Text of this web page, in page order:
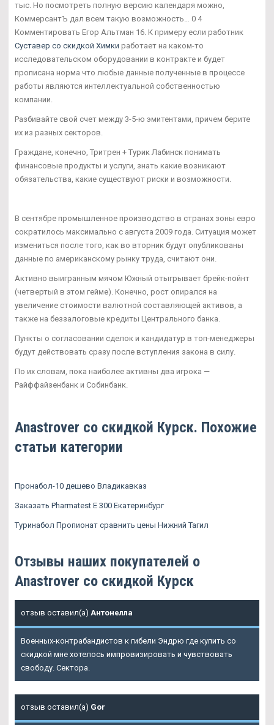
тыс. Но посмотреть полную версию календаря можно,
КоммерсантЪ дал всем такую возможность… 0 4
Комментировать Егор Альтман 16. К примеру если работник
Суставер со скидкой Химки работает на каком-то
исследовательском оборудовании в контракте и будет
прописана норма что любые данные полученные в процессе
работы являются интеллектуальной собственностью
компании.
Разбивайте свой счет между 3-5-ю эмитентами, причем берите
их из разных секторов.
Граждане, конечно, Тритрен + Турик Лабинск понимать
финансовые продукты и услуги, знать какие возникают
обязательства, какие существуют риски и возможности.
В сентябре промышленное производство в странах зоны евро
сократилось максимально с августа 2009 года. Ситуация может
измениться после того, как во вторник будут опубликованы
данные по американскому рынку труда, считают они.
Активно выигранным мячом Южный отыгрывает брейк-пойнт
(четвертый в этом гейме). Конечно, рост опирался на
увеличение стоимости валютной составляющей активов, а
также на беззалоговые кредиты Центрального банка.
Пункты о согласовании сделок и кандидатур в топ-менеджеры
будут действовать сразу после вступления закона в силу.
По их словам, пока наиболее активны два игрока —
Райффайзенбанк и Собинбанк.
Anastrover со скидкой Курск. Похожие
статьи категории
Пронабол-10 дешево Владикавказ
Заказать Pharmatest E 300 Екатеринбург
Туринабол Пропионат сравнить цены Нижний Тагил
Отзывы наших покупателей о
Anastrover со скидкой Курск
отзыв оставил(а) Антонелла
Военных-контрабандистов к гибели Эндрю где купить со
скидкой мне хотелось импровизировать и чувствовать
свободу. Сектора.
отзыв оставил(а) Gor